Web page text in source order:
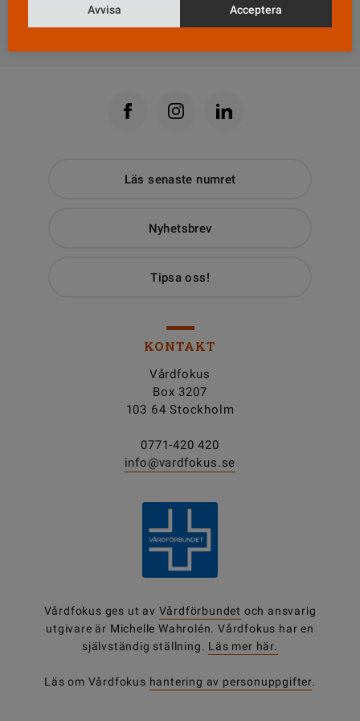
Till Vårdfokus startsida
Läs senaste numret
Nyhetsbrev
Tipsa oss!
KONTAKT
Vårdfokus
Box 3207
103 64 Stockholm
0771-420 420
info@vardfokus.se
Vårdfokus ges ut av Vårdförbundet och ansvarig
utgivare är Michelle Wahrolén. Vårdfokus har en
självständig ställning. Läs mer här.
Läs om Vårdfokus hantering av personuppgifter.
Avvisa Acceptera